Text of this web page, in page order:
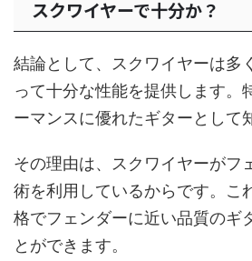
スクワイヤーで十分か？
結論として、スクワイヤーは多
って十分な性能を提供します。
ーマンスに優れたギターとして
その理由は、スクワイヤーがフ
術を利用しているからです。こ
格でフェンダーに近い品質のギ
とができます。